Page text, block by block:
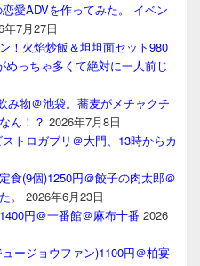
愛ADVを作ってみた。 イベン
年7月27日
！火焰炒飯＆坦坦面セット980
っちゃ多くて絶対に一人前じ
み物＠池袋。蕎麦がメチャクチ
ん！？ 2026年7月8日
トロガブリ＠大門、13時からカ
食(9個)1250円＠餃子の肉太郎＠
。
2026年6月23日
円＠一番館＠麻布十番 2026
ージョウファン)1100円＠柏宴